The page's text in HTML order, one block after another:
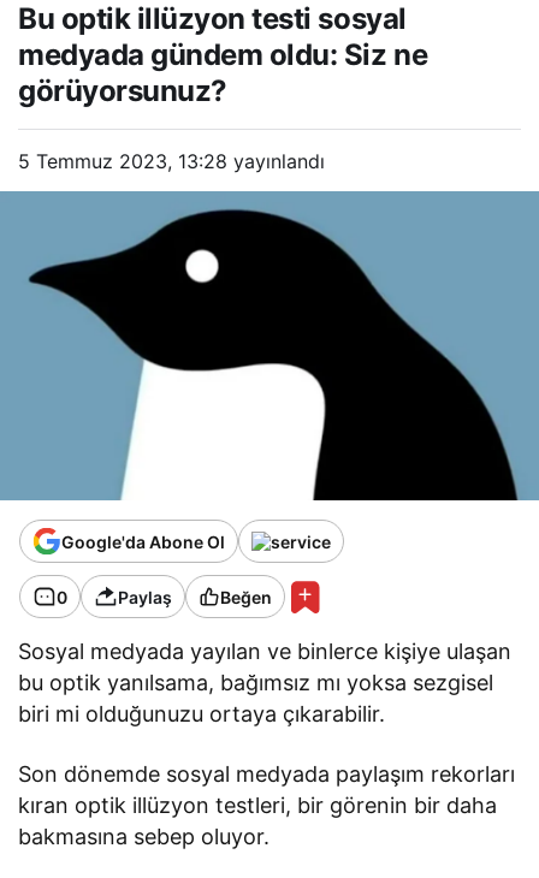
ne görüyorsunuz?
Bu optik illüzyon testi sosyal
medyada gündem oldu: Siz ne
görüyorsunuz?
5 Temmuz 2023, 13:28 yayınlandı
Google'da Abone Ol
0 Paylaş Beğen
Sosyal medyada yayılan ve binlerce kişiye ulaşan
bu optik yanılsama, bağımsız mı yoksa sezgisel
biri mi olduğunuzu ortaya çıkarabilir.
Son dönemde sosyal medyada paylaşım rekorları
kıran optik illüzyon testleri, bir görenin bir daha
bakmasına sebep oluyor.